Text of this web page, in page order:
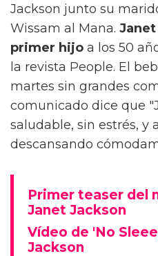
Jackson junto su
Wissam al Mana. Janet
primer hijo a los 50
la revista People. El
martes sin grandes
comunicado dice que
saludable, sin estrés, y
descansando
Primer teaser del
Janet Jackson
Vídeo de 'No
Jackson